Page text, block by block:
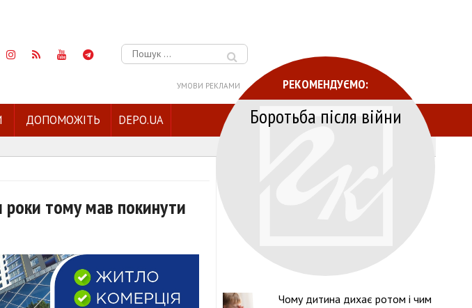
Пошук:
УМОВИ РЕКЛАМИ
ДОПОМОЖІТЬ DEPO.UA
роки тому мав покинути
РЕКОМЕНДУЄМО:
Боротьба після війни
Чому дитина дихає ротом і чим